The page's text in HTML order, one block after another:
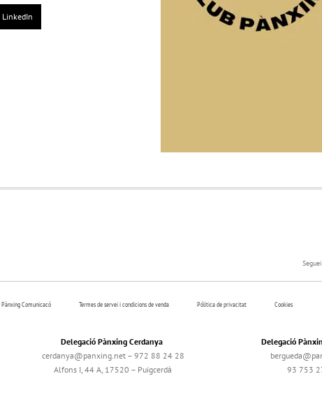
LinkedIn
Comunicacó Termes de servei i condicions de venda Pólitica de privacitat Cookies
Delegació Pànxing Cerdanya
cerdanya@panxing.net – 972 88 24 28
Alfons I, 44 A, 17520 – Puigcerdà
Delegació
93 753